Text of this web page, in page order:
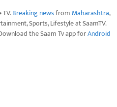
Breaking newsfrom Maharashtra,
Sports, Lifestyle at SaamTV.
the Saam Tv app forAndroid